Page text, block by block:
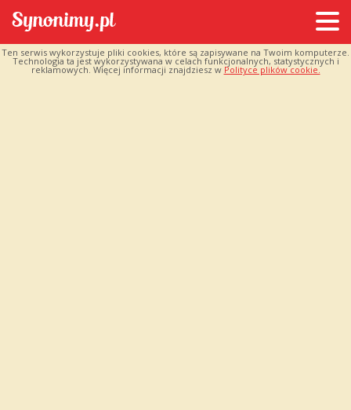
Ten serwis wykorzystuje pliki cookies, które są zapisywane na Twoim komputerze.
Technologia ta jest wykorzystywana w celach funkcjonalnych, statystycznych i
reklamowych. Więcej informacji znajdziesz w Polityce plików cookie.